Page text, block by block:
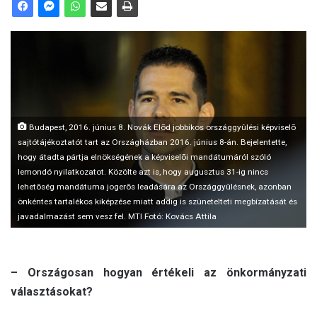
n
i
Budapest, 2016. június 8. Novák Elõd jobbikos országgyûlési képviselõ
sajtótájékoztatót tart az Országházban 2016. június 8-án. Bejelentette,
hogy átadta pártja elnökségének a képviselõi mandátumáról szóló
lemondó nyilatkozatot. Közölte azt is, hogy augusztus 31-ig nincs
lehetõség mandátuma jogerõs leadására az Országgyûlésnek, azonban
önkéntes tartalékos kiképzése miatt addig is szünetelteti megbízatását és
javadalmazást sem vesz fel. MTI Fotó: Kovács Attila
– Országosan hogyan értékeli az önkormányzati
választásokat?